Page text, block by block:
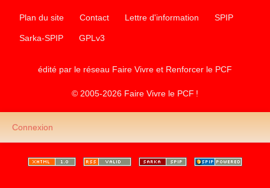
Plan du site Contact Lettre d'information SPIP
Sarka-SPIP GPLv3
édité par le réseau Faire Vivre et Renforcer le PCF
© 2005-2026 Faire Vivre le PCF !
Connexion